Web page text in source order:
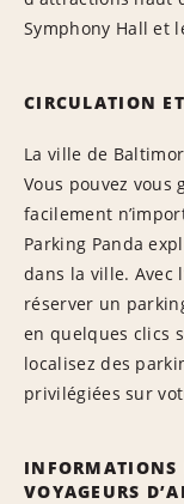
Symphony Hall et
CIRCULATION
La ville de
Vous pouvez
facilement
Parking Panda
dans la ville. Avec
réserver un
en quelques clics
localisez des
privilégiées sur
INFORMATIONS
VOYAGEURS